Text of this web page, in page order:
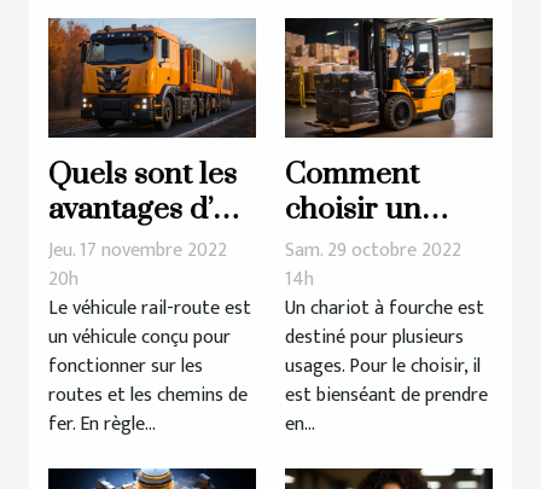
Quels sont les
avantages d’un
véhicule rail-
route ?
Jeu. 17 novembre 2022
20h
Le véhicule rail-route est
un véhicule conçu pour
fonctionner sur les
routes et les chemins de
fer. En règle...
Comment
choisir un
chariot à
fourche ?
Sam. 29 octobre 2022
14h
Un chariot à fourche est
destiné pour plusieurs
usages. Pour le choisir, il
est bienséant de prendre
en...